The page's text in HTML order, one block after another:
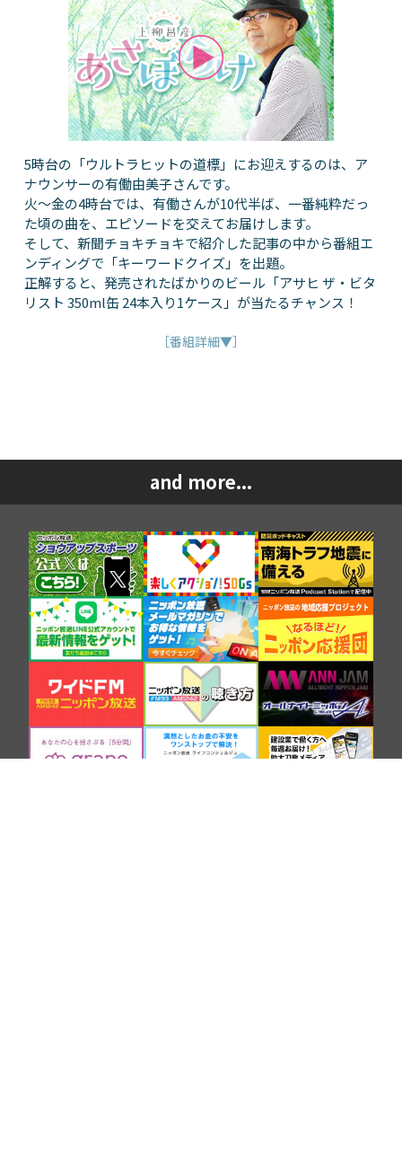
5時台の「ウルトラヒットの道標」にお迎えするのは、ア
ナウンサーの有働由美子さんです。
火～金の4時台では、有働さんが10代半ば、一番純粋だっ
た頃の曲を、エピソードを交えてお届けします。
そして、新聞チョキチョキで紹介した記事の中から番組エ
ンディングで「キーワードクイズ」を出題。
正解すると、発売されたばかりのビール「アサヒ ザ・ビタ
リスト 350ml缶 24本入り1ケース」が当たるチャンス！
［番組詳細▼］
and more...